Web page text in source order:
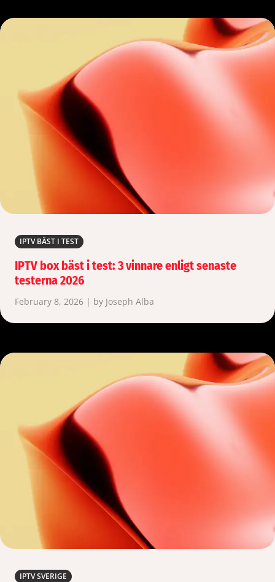
IPTV BÄST I TEST
IPTV box bäst i test: 3 vinnare enligt senaste
testerna 2026
February 8, 2026 | by Joseph Alba
IPTV SVERIGE